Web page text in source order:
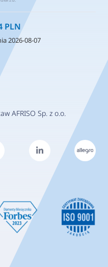
AFRISO Sp. z o.o.
PLN
2026-08-07